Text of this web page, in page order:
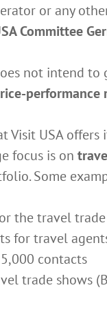
or any
Committee
not intend
performance
Visit USA
focus is on
Some
the travel trade
for travel
contacts
trade shows